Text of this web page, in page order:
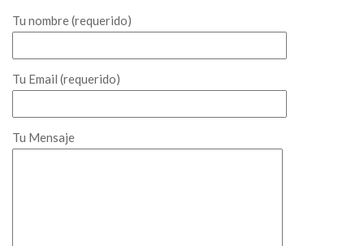
Tu nombre (requerido)
Tu Email (requerido)
Tu Mensaje